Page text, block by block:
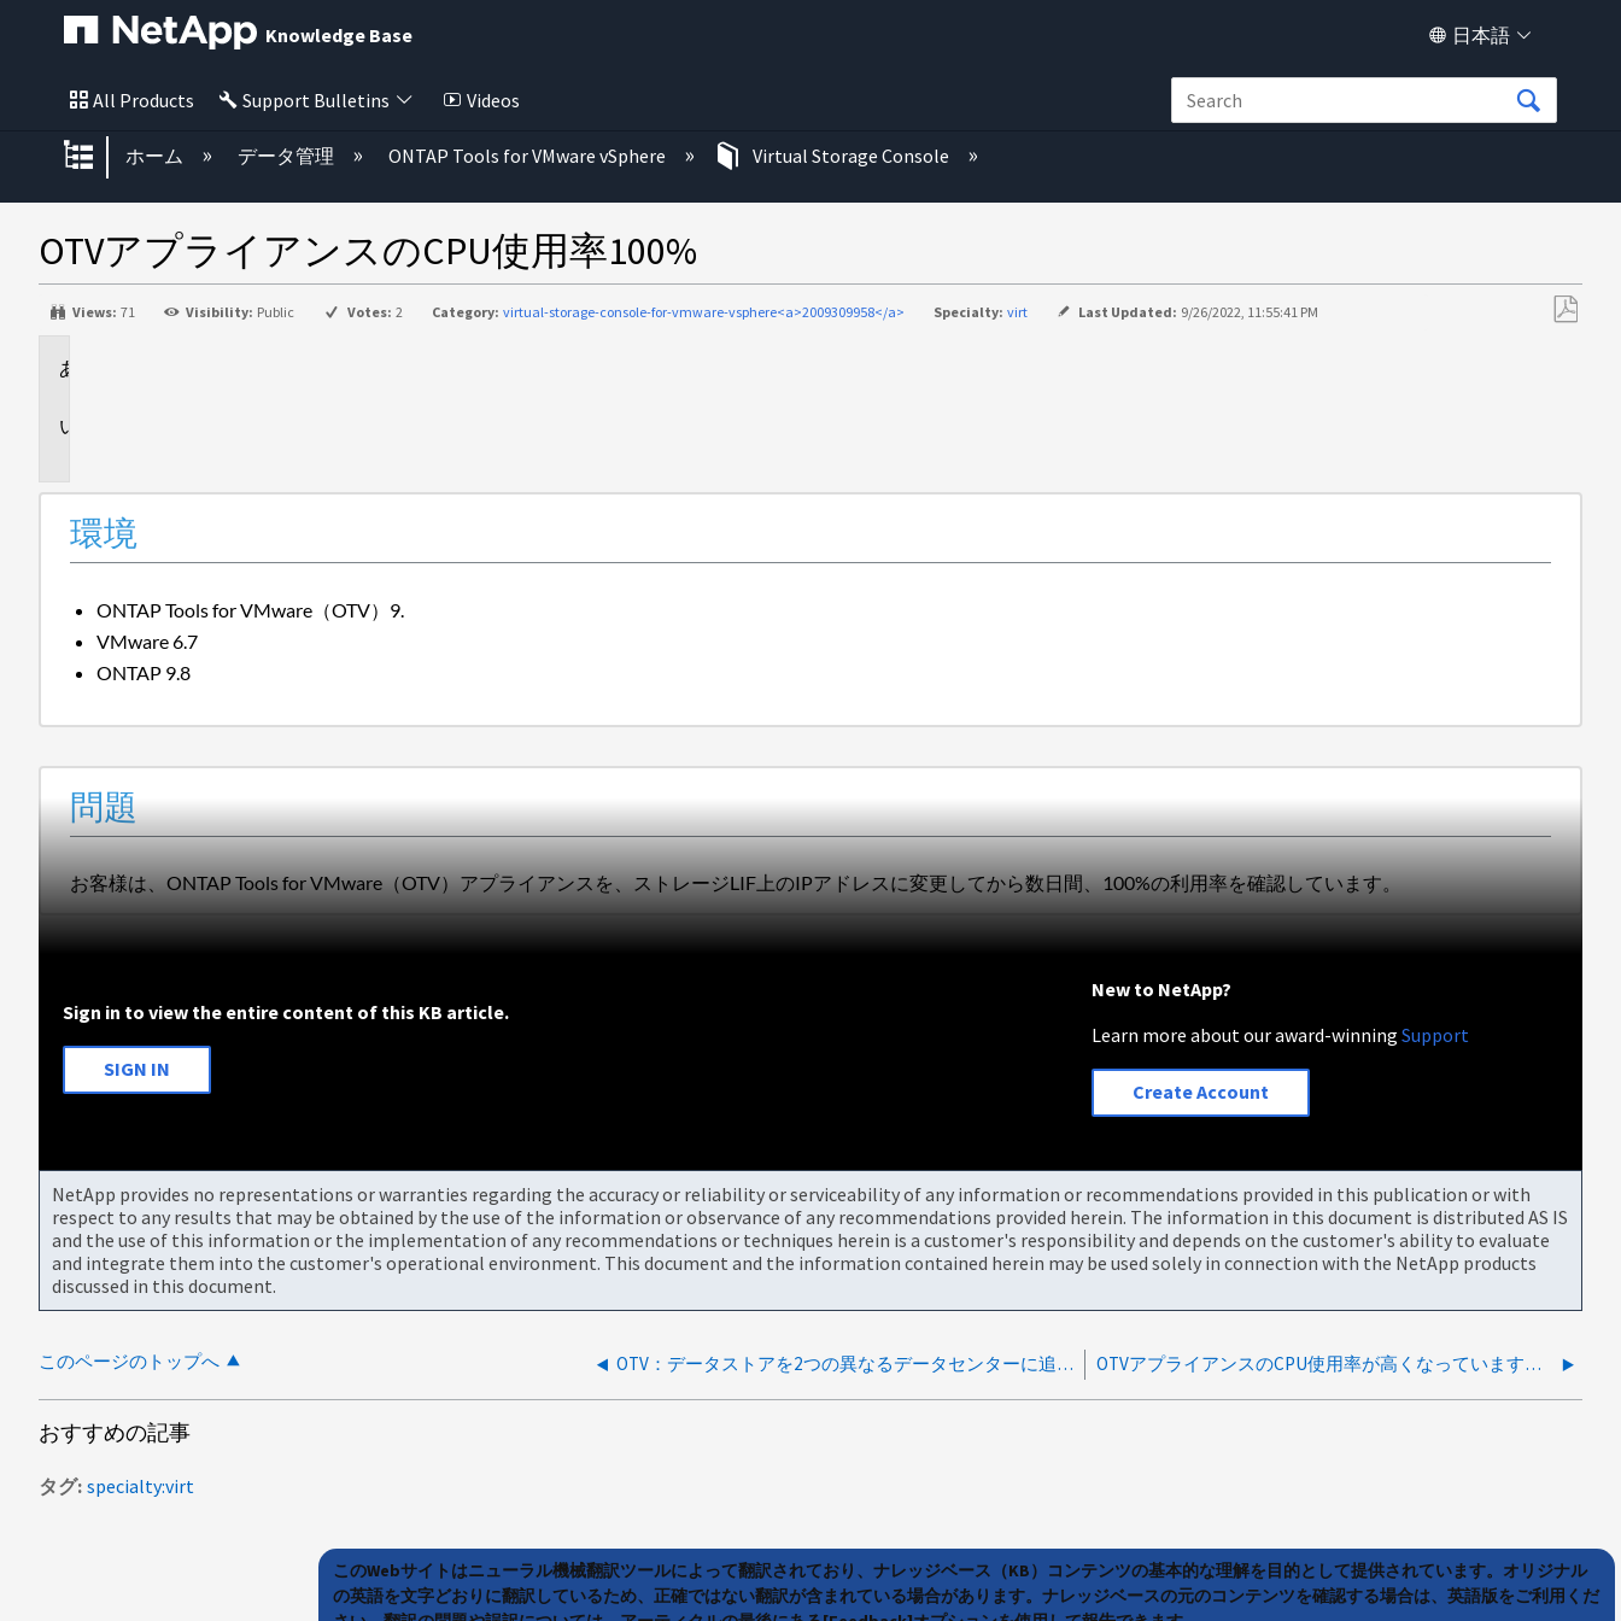
Knowledge Base 日本語
All Products Support Bulletins Videos
グローバル階層を展開/折りたたむ
ホーム データ管理 ONTAP Tools for VMware vSphere Virtual Storage Console
OTVアプライアンスのCPU使用率100%
Views: 71 Visibility: Public Votes: 2 Category: virtual-storage-console-for-vmware-vsphere<a>2009309958</a> Specialty: virt Last Updated: 9/26/2022, 11:55:41 PM
環境
ONTAP Tools for VMware（OTV）9.
VMware 6.7
ONTAP 9.8
問題
お客様は、ONTAP Tools for VMware（OTV）アプライアンスを、ストレージLIF上のIPアドレスに変更してから数日間、100%の利用率を確認しています。
Sign in to view the entire content of this KB article.
SIGN IN
New to NetApp?
Learn more about our award-winningSupport
Create Account
NetApp provides no representations or warranties regarding the accuracy or reliability or serviceability of any information or recommendations provided in this publication or with
respect to any results that may be obtained by the use of the information or observance of any recommendations provided herein. The information in this document is distributed AS IS
and the use of this information or the implementation of any recommendations or techniques herein is a customer's responsibility and depends on the customer's ability to evaluate
and integrate them into the customer's operational environment. This document and the information contained herein may be used solely in connection with the NetApp products
discussed in this document.
このページのトップへ OTV：データストアを2つの異なるデータセンターに追加すると、詳細は1つのデータセンターにのみ表示されます OTVアプライアンスのCPU使用率が高くなっています。古い「処理済みアイテム」エントリが原因です
おすすめの記事
タグ specialty:virt
このWebサイトはニューラル機械翻訳ツールによって翻訳されており、ナレッジベース（KB）コンテンツの基本的な理解を目的として提供されています。オリジナル
の英語を文字どおりに翻訳しているため、正確ではない翻訳が含まれている場合があります。ナレッジベースの元のコンテンツを確認する場合は、英語版をご利用くだ